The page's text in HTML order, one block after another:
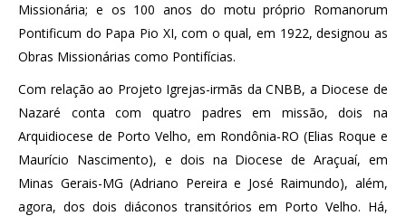
Missionária; e os 100 anos do motu próprio Romanorum
Pontificum do Papa Pio XI, com o qual, em 1922, designou as
Obras Missionárias como Pontifícias.
Com relação ao Projeto Igrejas-irmãs da CNBB, a Diocese de
Nazaré conta com quatro padres em missão, dois na
Arquidiocese de Porto Velho, em Rondônia-RO (Elias Roque e
Maurício Nascimento), e dois na Diocese de Araçuaí, em
Minas Gerais-MG (Adriano Pereira e José Raimundo), além,
agora, dos dois diáconos transitórios em Porto Velho. Há,